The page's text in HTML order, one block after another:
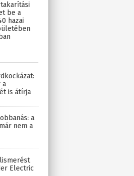
be a
hazai
a
is átírja
a
nem a
Electric